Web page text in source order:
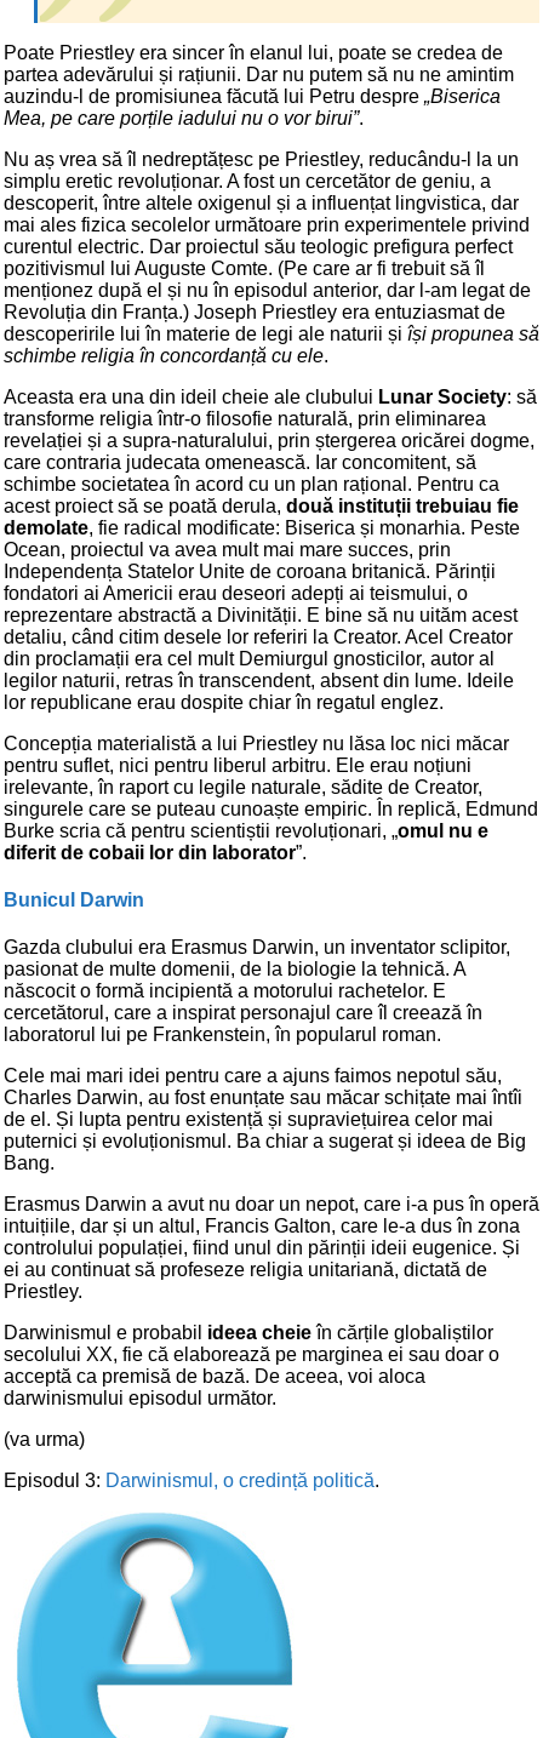
Poate Priestley era sincer în elanul lui, poate se credea de
partea adevărului și rațiunii. Dar nu putem să nu ne amintim
auzindu-l de promisiunea făcută lui Petru despre „Biserica
Mea, pe care porțile iadului nu o vor birui”.
Nu aș vrea să îl nedreptățesc pe Priestley, reducându-l la un
simplu eretic revoluționar. A fost un cercetător de geniu, a
descoperit, între altele oxigenul și a influențat lingvistica, dar
mai ales fizica secolelor următoare prin experimentele privind
curentul electric. Dar proiectul său teologic prefigura perfect
pozitivismul lui Auguste Comte. (Pe care ar fi trebuit să îl
menționez după el și nu în episodul anterior, dar l-am legat de
Revoluția din Franța.) Joseph Priestley era entuziasmat de
descoperirile lui în materie de legi ale naturii și își propunea să
schimbe religia în concordanță cu ele.
Aceasta era una din ideil cheie ale clubului Lunar Society: să
transforme religia într-o filosofie naturală, prin eliminarea
revelației și a supra-naturalului, prin ștergerea oricărei dogme,
care contraria judecata omenească. Iar concomitent, să
schimbe societatea în acord cu un plan rațional. Pentru ca
acest proiect să se poată derula, două instituții trebuiau fie
demolate, fie radical modificate: Biserica și monarhia. Peste
Ocean, proiectul va avea mult mai mare succes, prin
Independența Statelor Unite de coroana britanică. Părinții
fondatori ai Americii erau deseori adepți ai teismului, o
reprezentare abstractă a Divinității. E bine să nu uităm acest
detaliu, când citim desele lor referiri la Creator. Acel Creator
din proclamații era cel mult Demiurgul gnosticilor, autor al
legilor naturii, retras în transcendent, absent din lume. Ideile
lor republicane erau dospite chiar în regatul englez.
Concepția materialistă a lui Priestley nu lăsa loc nici măcar
pentru suflet, nici pentru liberul arbitru. Ele erau noțiuni
irelevante, în raport cu legile naturale, sădite de Creator,
singurele care se puteau cunoaște empiric. În replică, Edmund
Burke scria că pentru scientiștii revoluționari, „omul nu e
diferit de cobaii lor din laborator”.
Bunicul Darwin
Gazda clubului era Erasmus Darwin, un inventator sclipitor,
pasionat de multe domenii, de la biologie la tehnică. A
născocit o formă incipientă a motorului rachetelor. E
cercetătorul, care a inspirat personajul care îl creează în
laboratorul lui pe Frankenstein, în popularul roman.
Cele mai mari idei pentru care a ajuns faimos nepotul său,
Charles Darwin, au fost enunțate sau măcar schițate mai întîi
de el. Și lupta pentru existență și supraviețuirea celor mai
puternici și evoluționismul. Ba chiar a sugerat și ideea de Big
Bang.
Erasmus Darwin a avut nu doar un nepot, care i-a pus în operă
intuițiile, dar și un altul, Francis Galton, care le-a dus în zona
controlului populației, fiind unul din părinții ideii eugenice. Și
ei au continuat să profeseze religia unitariană, dictată de
Priestley.
Darwinismul e probabil ideea cheieîn cărțile globaliștilor
secolului XX, fie că elaborează pe marginea ei sau doar o
acceptă ca premisă de bază. De aceea, voi aloca
darwinismului episodul următor.
(va urma)
Episodul 3: Darwinismul, o credință politică.